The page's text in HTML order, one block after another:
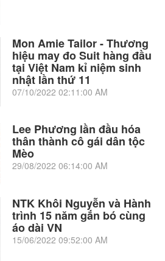
Mon Amie Tailor - Thương
hiệu may đo Suit hàng đầu
tại Việt Nam kỉ niệm sinh
nhật lần thứ 11
07/10/2022 02:11:00 AM
Lee Phương lần đầu hóa
thân thành cô gái dân tộc
Mèo
29/08/2022 06:14:00 AM
NTK Khôi Nguyễn và Hành
trình 15 năm gắn bó cùng
áo dài VN
15/06/2022 09:52:00 AM